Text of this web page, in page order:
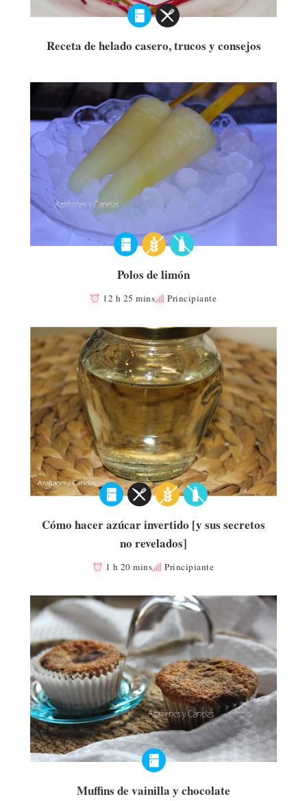
Receta de helado casero, trucos y consejos
Polos de limón
12 h 25 mins Principiante
Cómo hacer azúcar invertido [y sus secretos
no revelados]
1 h 20 mins Principiante
Muffins de vainilla y chocolate